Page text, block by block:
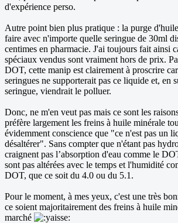
d'expérience perso.
Autre point bien plus pratique : la purge
faire avec n'importe quelle seringue de 30ml
centimes en pharmacie. J'ai toujours fait ainsi
spéciaux vendus sont vraiment hors de prix.
DOT, cette manip est clairement à proscrire
seringues ne supporterait pas ce liquide et, en
seringue, viendrait le polluer.
Donc, ne m'en veut pas mais ce sont les
préfère largement les freins à huile minérale
évidemment conscience que "ce n'est pas un
désaltérer". Sans compter que n'étant pas
craignent pas l’absorption d'eau comme le
sont pas altérées avec le temps et l'humidité
DOT, que ce soit du 4.0 ou du 5.1.
Pour le moment, à mes yeux, c'est une très
ce soient majoritairement des freins à huile
marché